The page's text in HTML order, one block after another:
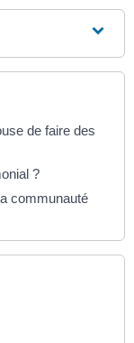
de faire des
?
communauté